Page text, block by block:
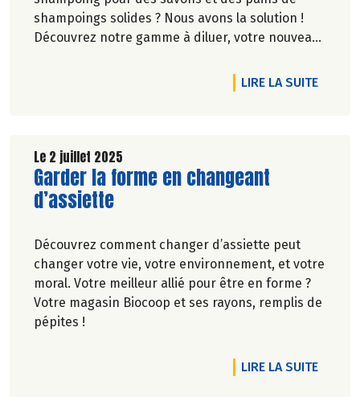
shampoings solides ? Nous avons la solution !
Découvrez notre gamme à diluer, votre nouveau
LIRE LA SUITEDE
Le 2 juillet 2025
Lire la suite de l'article
Garder la forme en changeant
d’assiette
Découvrez comment changer d’assiette peut
changer votre vie, votre environnement, et votre
moral. Votre meilleur allié pour être en forme ?
Votre magasin Biocoop et ses rayons, remplis de
pépites !
LIRE LA SUITEDE